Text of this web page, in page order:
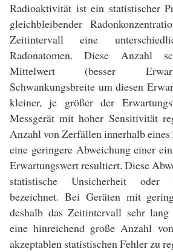
Radioaktivität ist ein statistischer
gleichbleibender
Zeitintervall eine
Radonatomen. Diese Anzahl
Mittelwert (besser
Schwankungsbreite um diesen
kleiner, je größer der
Messgerät mit hoher Sensitivität
Anzahl von Zerfällen innerhalb
eine geringere Abweichung einer
Erwartungswert resultiert. Diese
statistische Unsicherheit oder
bezeichnet. Bei Geräten mit
deshalb das Zeitintervall sehr
eine hinreichend große Anzahl
akzeptablen statistischen Fehler zu